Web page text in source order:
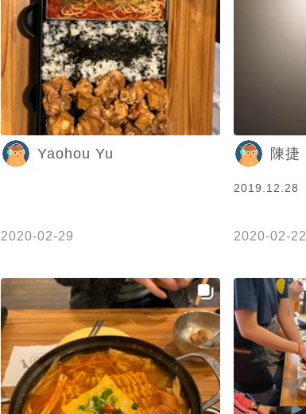
Yaohou Yu
2020-02-29
陳捷
2019.12.28
2020-02-22